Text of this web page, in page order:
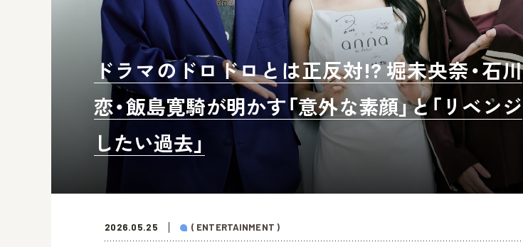
ドラマのドロドロとは正反対!? 堀未央奈・石川
恋・飯島寛騎が明かす「意外な素顔」と「リベンジ
したい過去」
2026.05.25 ( ENTERTAINMENT )